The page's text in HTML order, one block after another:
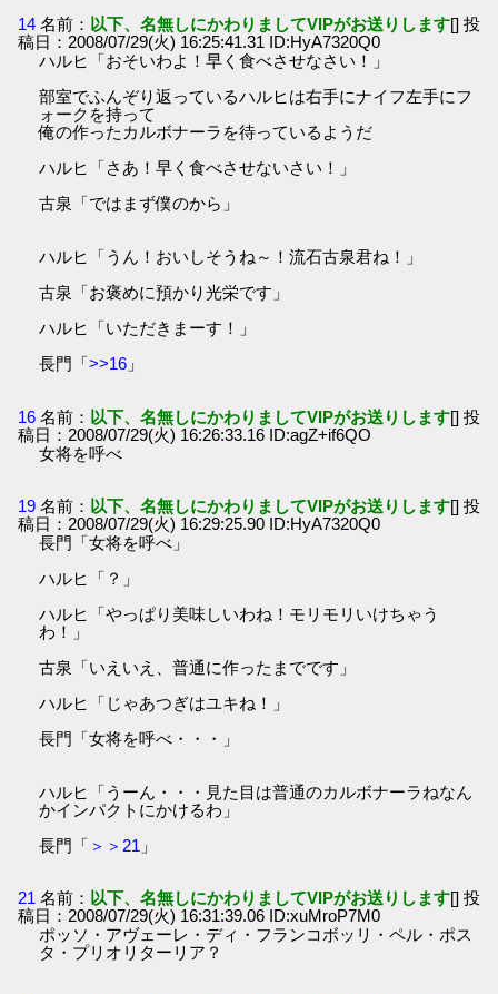
14 名前： 以下、名無しにかわりましてVIPがお送りします[] 投
稿日：2008/07/29(火) 16:25:41.31 ID:HyA7320Q0
ハルヒ「おそいわよ！早く食べさせなさい！」
部室でふんぞり返っているハルヒは右手にナイフ左手にフ
ォークを持って
俺の作ったカルボナーラを待っているようだ
ハルヒ「さあ！早く食べさせないさい！」
古泉「ではまず僕のから」
ハルヒ「うん！おいしそうね～！流石古泉君ね！」
古泉「お褒めに預かり光栄です」
ハルヒ「いただきまーす！」
長門「>>16 」
16 名前： 以下、名無しにかわりましてVIPがお送りします[] 投
稿日：2008/07/29(火) 16:26:33.16 ID:agZ+if6QO
女将を呼べ
19 名前： 以下、名無しにかわりましてVIPがお送りします[] 投
稿日：2008/07/29(火) 16:29:25.90 ID:HyA7320Q0
長門「女将を呼べ」
ハルヒ「？」
ハルヒ「やっぱり美味しいわね！モリモリいけちゃう
わ！」
古泉「いえいえ、普通に作ったまでです」
ハルヒ「じゃあつぎはユキね！」
長門「女将を呼べ・・・」
ハルヒ「うーん・・・見た目は普通のカルボナーラねなん
かインパクトにかけるわ」
長門「 ＞＞21 」
21 名前： 以下、名無しにかわりましてVIPがお送りします[] 投
稿日：2008/07/29(火) 16:31:39.06 ID:xuMroP7M0
ポッソ・アヴェーレ・ディ・フランコボッリ・ペル・ポス
タ・プリオリターリア？